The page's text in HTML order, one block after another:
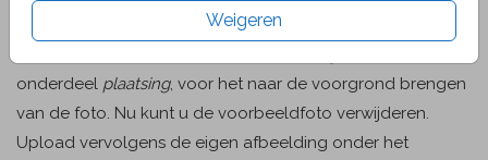
Weigeren
voorbeeldfoto in de kaart, kies vervolgens rechts in het
onderdeel plaatsing, voor het naar de voorgrond brengen
van de foto. Nu kunt u de voorbeeldfoto verwijderen.
Upload vervolgens de eigen afbeelding onder het